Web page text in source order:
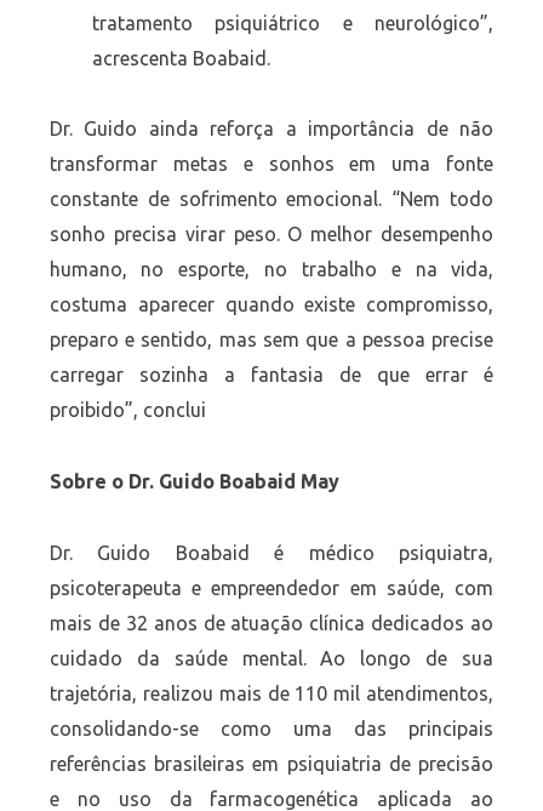
tratamento psiquiátrico e neurológico”,
acrescenta Boabaid.
Dr. Guido ainda reforça a importância de não
transformar metas e sonhos em uma fonte
constante de sofrimento emocional. “Nem todo
sonho precisa virar peso. O melhor desempenho
humano, no esporte, no trabalho e na vida,
costuma aparecer quando existe compromisso,
preparo e sentido, mas sem que a pessoa precise
carregar sozinha a fantasia de que errar é
proibido”, conclui
Sobre o Dr. Guido Boabaid May
Dr. Guido Boabaid é médico psiquiatra,
psicoterapeuta e empreendedor em saúde, com
mais de 32 anos de atuação clínica dedicados ao
cuidado da saúde mental. Ao longo de sua
trajetória, realizou mais de 110 mil atendimentos,
consolidando-se como uma das principais
referências brasileiras em psiquiatria de precisão
e no uso da farmacogenética aplicada ao